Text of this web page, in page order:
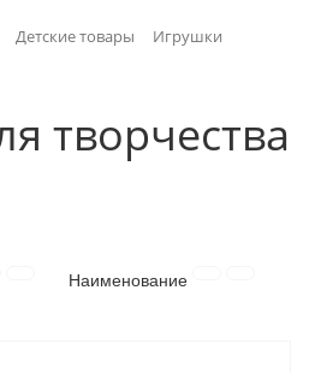
Детские товары
Игрушки
творчества
Наименование